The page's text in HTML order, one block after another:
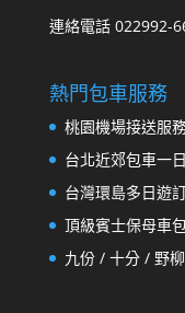
連絡電話 022992-
熱門包車服務
桃園機場接送服
台北近郊包車一
台灣環島多日遊
頂級賓士保母車
九份 / 十分 / 野